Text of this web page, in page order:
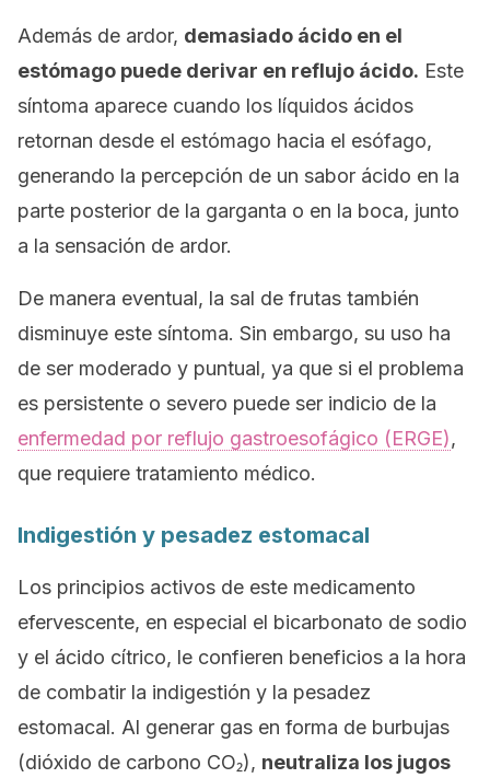
Además de ardor, demasiado ácido en el
estómago puede derivar en reflujo ácido. Este
síntoma aparece cuando los líquidos ácidos
retornan desde el estómago hacia el esófago,
generando la percepción de un sabor ácido en la
parte posterior de la garganta o en la boca, junto
a la sensación de ardor.
De manera eventual, la sal de frutas también
disminuye este síntoma. Sin embargo, su uso ha
de ser moderado y puntual, ya que si el problema
es persistente o severo puede ser indicio de la
enfermedad por reflujo gastroesofágico (ERGE),
que requiere tratamiento médico.
Indigestión y pesadez estomacal
Los principios activos de este medicamento
efervescente, en especial el bicarbonato de sodio
y el ácido cítrico, le confieren beneficios a la hora
de combatir la indigestión y la pesadez
estomacal. Al generar gas en forma de burbujas
(dióxido de carbono CO₂), neutraliza los jugos